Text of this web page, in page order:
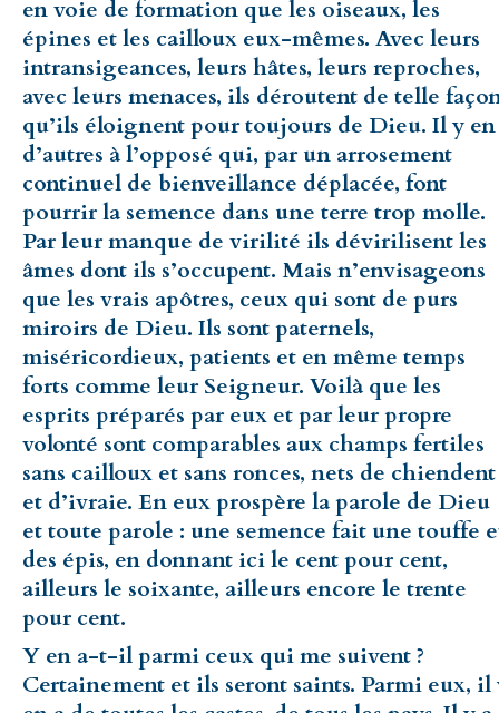
en voie de formation que les oiseaux, les
épines et les cailloux eux-mêmes. Avec leurs
intransigeances, leurs hâtes, leurs reproches,
avec leurs menaces, ils déroutent de telle
qu’ils éloignent pour toujours de Dieu. Il y en
d’autres à l’opposé qui, par un arrosement
continuel de bienveillance déplacée, font
pourrir la semence dans une terre trop molle.
Par leur manque de virilité ils dévirilisent les
âmes dont ils s’occupent. Mais n’envisageons
que les vrais apôtres, ceux qui sont de purs
miroirs de Dieu. Ils sont paternels,
miséricordieux, patients et en même temps
forts comme leur Seigneur. Voilà que les
esprits préparés par eux et par leur propre
volonté sont comparables aux champs fertiles
sans cailloux et sans ronces, nets de chiendent
et d’ivraie. En eux prospère la parole de Dieu
et toute parole : une semence fait une touffe
des épis, en donnant ici le cent pour cent,
ailleurs le soixante, ailleurs encore le trente
pour cent.
Y en a-t-il parmi ceux qui me suivent ?
Certainement et ils seront saints. Parmi eux, il